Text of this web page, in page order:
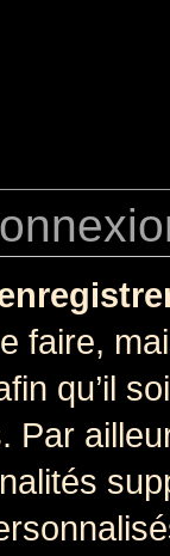
faire,
qu’il
Par